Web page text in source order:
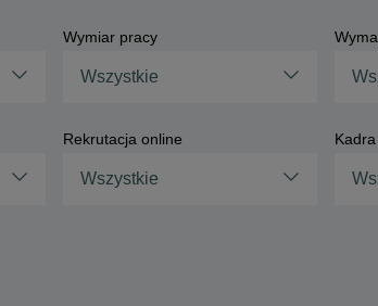
Wymiar pracy
Wszystkie
Rekrutacja online
Wszystkie